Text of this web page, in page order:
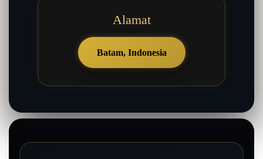
Alamat
Batam, Indonesia